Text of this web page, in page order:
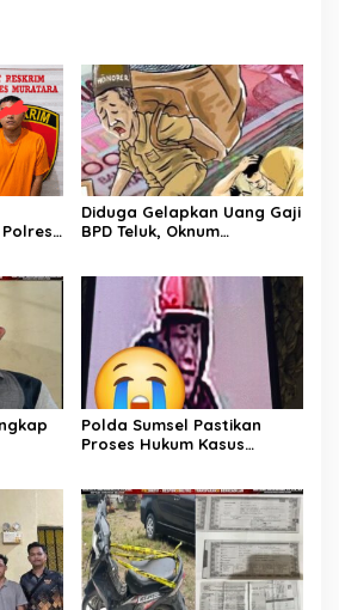
Diduga Gelapkan Uang Gaji
BPD Teluk, Oknum
Polda Sumsel Pastikan
Proses Hukum Kasus
Persidangan